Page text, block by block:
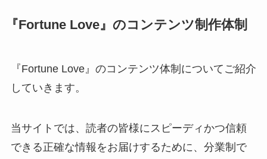
『Fortune Love』のコンテンツ制作体制
『Fortune Love』のコンテンツ体制についてご紹介
していきます。
当サイトでは、読者の皆様にスピーディかつ信頼
できる正確な情報をお届けするために、分業制で